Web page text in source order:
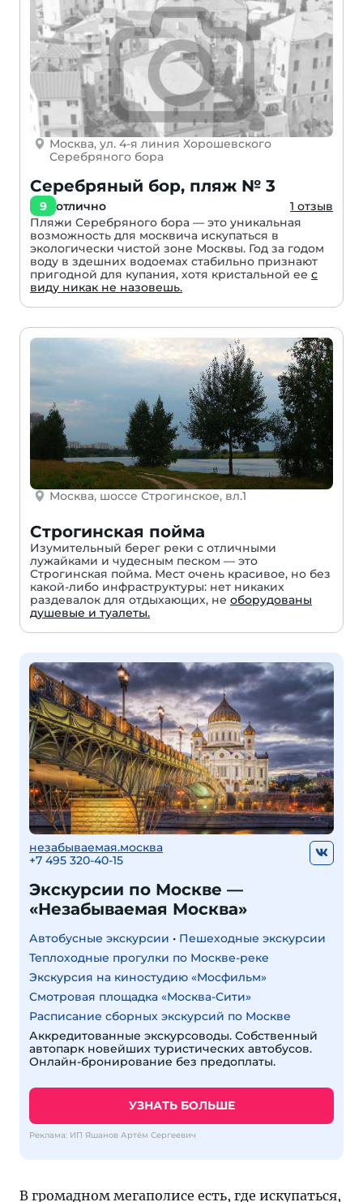
Москва, ул. 4-я линия Хорошевского
Серебряного бора
Серебряный бор, пляж № 3
9 отлично
1 отзыв
Пляжи Серебряного бора — это уникальная
возможность для москвича искупаться в
экологически чистой зоне Москвы. Год за годом
воду в здешних водоемах стабильно признают
пригодной для купания, хотя кристальной ее с
виду никак не назовешь.
Москва, шоссе Строгинское, вл.1
Строгинская пойма
Изумительный берег реки с отличными
лужайками и чудесным песком — это
Строгинская пойма. Мест очень красивое, но без
какой-либо инфраструктуры: нет никаких
раздевалок для отдыхающих, не оборудованы
душевые и туалеты.
незабываемая.москва
+7 495 320-40-15
Экскурсии по Москве —
«Незабываемая Москва»
Автобусные экскурсии • Пешеходные экскурсии
Теплоходные прогулки по Москве-реке
Экскурсия на киностудию «Мосфильм»
Смотровая площадка «Москва-Сити»
Расписание сборных экскурсий по Москве
Аккредитованные экскурсоводы. Собственный
автопарк новейших туристических автобусов.
Онлайн-бронирование без предоплаты.
УЗНАТЬ БОЛЬШЕ
Реклама: ИП Яшанов Артём Сергеевич
В громадном мегаполисе есть, где искупаться,